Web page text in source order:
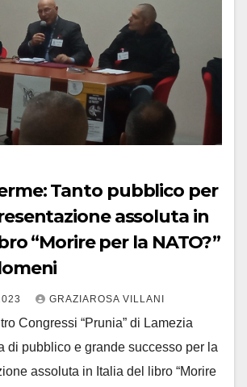
Tanto pubblico per
assoluta in
“Morire per la NATO?”
GRAZIAROSA VILLANI
Congressi “Prunia” di Lamezia
di pubblico e grande successo per la
assoluta in Italia del libro “Morire